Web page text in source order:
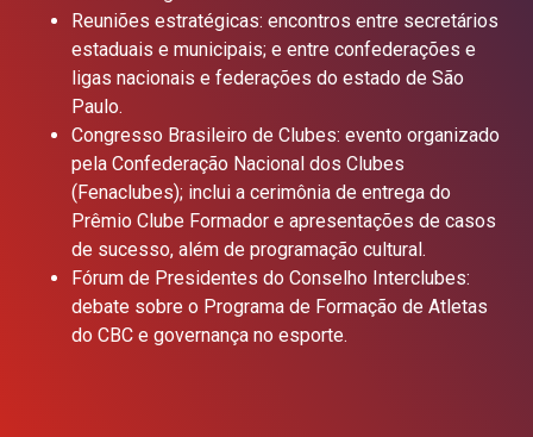
Reuniões estratégicas: encontros entre secretários
estaduais e municipais; e entre confederações e
ligas nacionais e federações do estado de São
Paulo.
Congresso Brasileiro de Clubes: evento organizado
pela Confederação Nacional dos Clubes
(Fenaclubes); inclui a cerimônia de entrega do
Prêmio Clube Formador e apresentações de casos
de sucesso, além de programação cultural.
Fórum de Presidentes do Conselho Interclubes:
debate sobre o Programa de Formação de Atletas
do CBC e governança no esporte.